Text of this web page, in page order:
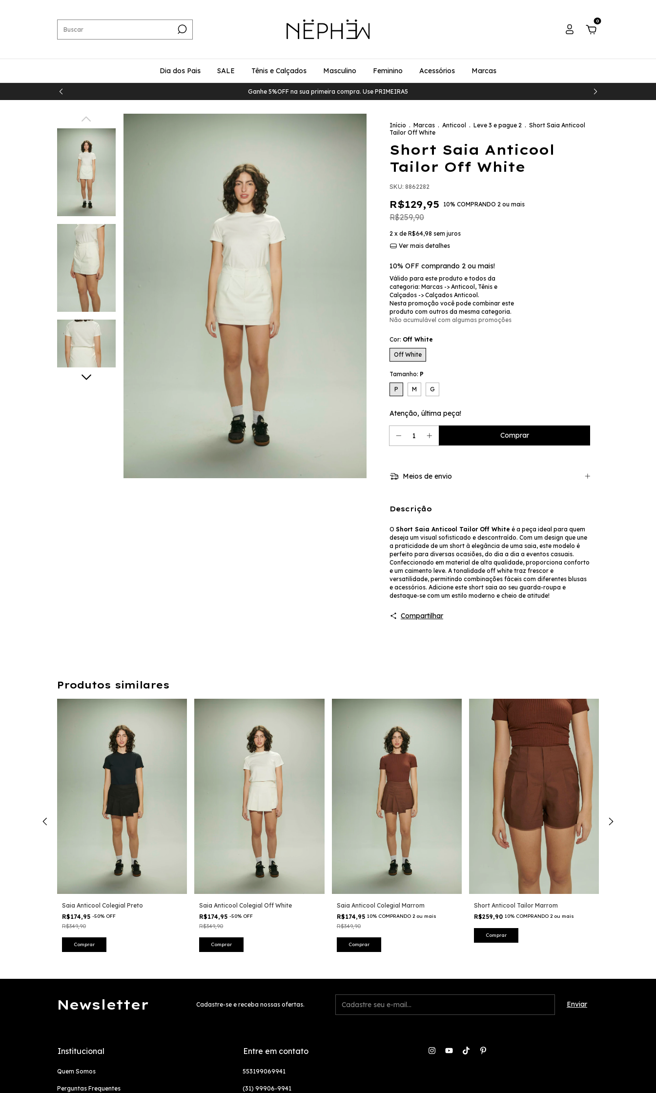
0
Dia dos Pais SALE Tênis e Calçados Masculino Feminino Acessórios Marcas
Ganhe 5%OFF na sua primeira compra. Use PRIMEIRA5
Início . Marcas . Anticool . Leve 3 e pague 2 . Short Saia Anticool
Tailor Off White
Short Saia Anticool
Tailor Off White
SKU: 8862282
R$129,95 10% COMPRANDO 2 ou mais
R$259,90
2 x de R$64,98 sem juros
Ver mais detalhes
10% OFF comprando 2 ou mais!
Válido para este produto e todos da
categoria: Marcas -> Anticool, Tênis e
Calçados -> Calçados Anticool.
Nesta promoção você pode combinar este
produto com outros da mesma categoria.
Não acumulável com algumas promoções
Cor: Off White
Off White
Tamanho: P
P M G
Atenção, última peça!
Meios de envio
Descrição
O Short Saia Anticool Tailor Off White é a peça ideal para quem
deseja um visual sofisticado e descontraído. Com um design que une
a praticidade de um short à elegância de uma saia, este modelo é
perfeito para diversas ocasiões, do dia a dia a eventos casuais.
Confeccionado em material de alta qualidade, proporciona conforto
e um caimento leve. A tonalidade off white traz frescor e
versatilidade, permitindo combinações fáceis com diferentes blusas
e acessórios. Adicione este short saia ao seu guarda-roupa e
destaque-se com um estilo moderno e cheio de atitude!
Compartilhar
Produtos similares
Saia Anticool Colegial Preto
R$174,95 -50% OFF
R$349,90
Comprar
Saia Anticool Colegial Off White
R$174,95-50% OFF
R$349,90
Comprar
Saia Anticool Colegial Marrom
R$174,95 10% COMPRANDO 2 ou mais
R$349,90
Comprar
Short Anticool Tailor Marrom
R$259,90 10% COMPRANDO 2 ou mais
Comprar
Newsletter Cadastre-se e receba nossas ofertas.
Institucional
Quem Somos
Perguntas Frequentes
Entre em contato
553199069941
(31) 99906-9941